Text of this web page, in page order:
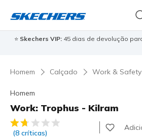
⭐ Skechers VIP:45 dias de devolução
Homem Calçado Work & Safety
Homem
Work: Trophus - Kilram
4$5 de 5 – Classificação do cliente
(8 críticas)